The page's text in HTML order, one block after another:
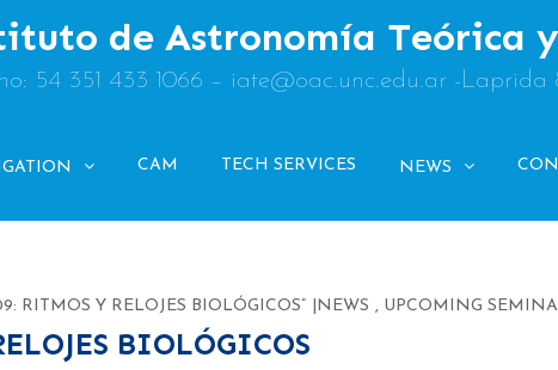
de Astronomía Teórica
54 351 433 1066 – iate@oac.unc.edu.ar -
CAM TECH SERVICES NEWS
RITMOS Y RELOJES BIOLÓGICOS” NEWS , UPCOMING
BIOLÓGICOS